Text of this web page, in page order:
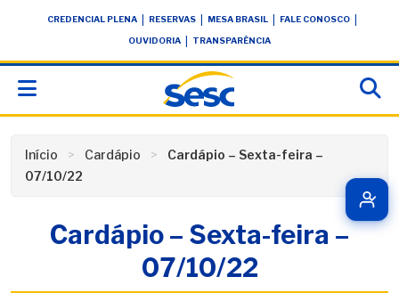
conteúdoCREDENCIAL PLENA RESERVAS MESA BRASIL FALE CONOSCO
OUVIDORIA TRANSPARÊNCIA
Início Cardápio
Cardápio – Sexta-feira –
07/10/22
Cardápio – Sexta-feira –
07/10/22